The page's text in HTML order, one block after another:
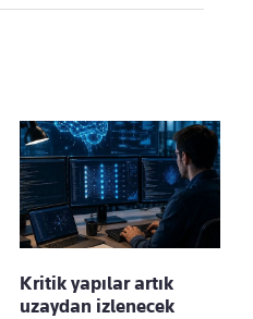
Kritik yapılar artık
uzaydan izlenecek